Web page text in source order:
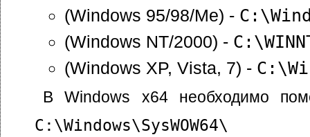
(Windows 95/98/Me) -
(Windows NT/2000) -
(Windows XP, Vista, 7) -
В Windows x64 необходимо
C:\Windows\SysWOW64\